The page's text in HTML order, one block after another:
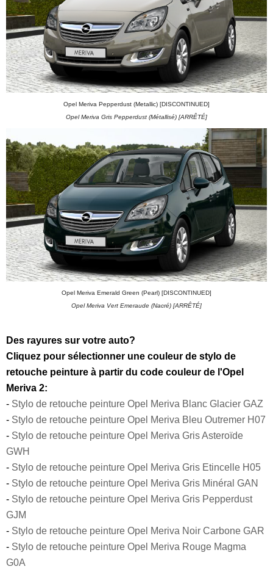
Opel Meriva Pepperdust (Metallic) [DISCONTINUED]
Opel Meriva Gris Pepperdust (Métallisé) [ARRÊTÉ]
Opel Meriva Emerald Green (Pearl) [DISCONTINUED]
Opel Meriva Vert Emeraude (Nacré) [ARRÊTÉ]
Des rayures sur votre auto?
Cliquez pour sélectionner une couleur de stylo de
retouche peinture à partir du code couleur de l'Opel
Meriva 2:
- Stylo de retouche peinture Opel Meriva Blanc Glacier GAZ
- Stylo de retouche peinture Opel Meriva Bleu Outremer H07
- Stylo de retouche peinture Opel Meriva Gris Asteroïde
GWH
- Stylo de retouche peinture Opel Meriva Gris Etincelle H05
- Stylo de retouche peinture Opel Meriva Gris Minéral GAN
- Stylo de retouche peinture Opel Meriva Gris Pepperdust
GJM
- Stylo de retouche peinture Opel Meriva Noir Carbone GAR
- Stylo de retouche peinture Opel Meriva Rouge Magma
G0A